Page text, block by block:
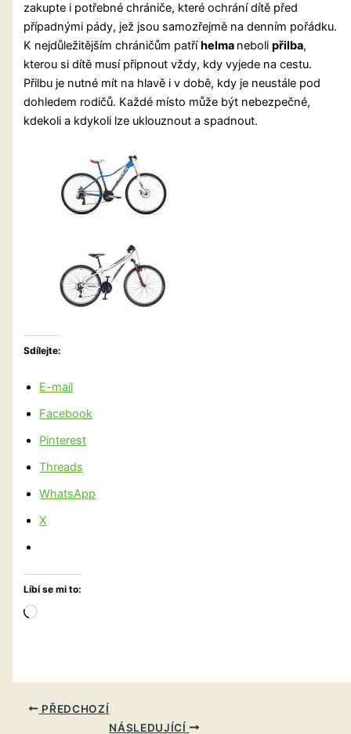
zakupte i potřebné chrániče, které ochrání dítě před
případnými pády, jež jsou samozřejmě na denním pořádku.
K nejdůležitějším chráničům patříhelma nebolipřilba,
kterou si dítě musí připnout vždy, kdy vyjede na cestu.
Přilbu je nutné mít na hlavě i v době, kdy je neustále pod
dohledem rodičů. Každé místo může být nebezpečné,
kdekoli a kdykoli lze uklouznout a spadnout.
Sdílejte:
E-mail
Facebook
Pinterest
Threads
WhatsApp
X
Líbí se mi to:
Načítání…
PŘEDCHOZÍ
NÁSLEDUJÍCÍ